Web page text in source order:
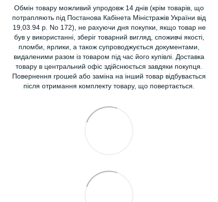
Обмін товару можливий упродовж 14 днів (крім товарів, що
потрапляють під Постанова Кабінета Міністражів України від
19,03.94 р. No 172), не рахуючи дня покупки, якщо товар не
був у використанні, зберіг товарний вигляд, споживчі якості,
пломби, ярлики, а також супроводжується документами,
видаленими разом із товаром під час його купівлі. Доставка
товару в центральний офіс здійснюється завдяки покупця.
Повернення грошей або заміна на інший товар відбувається
після отримання комплекту товару, що повертається.